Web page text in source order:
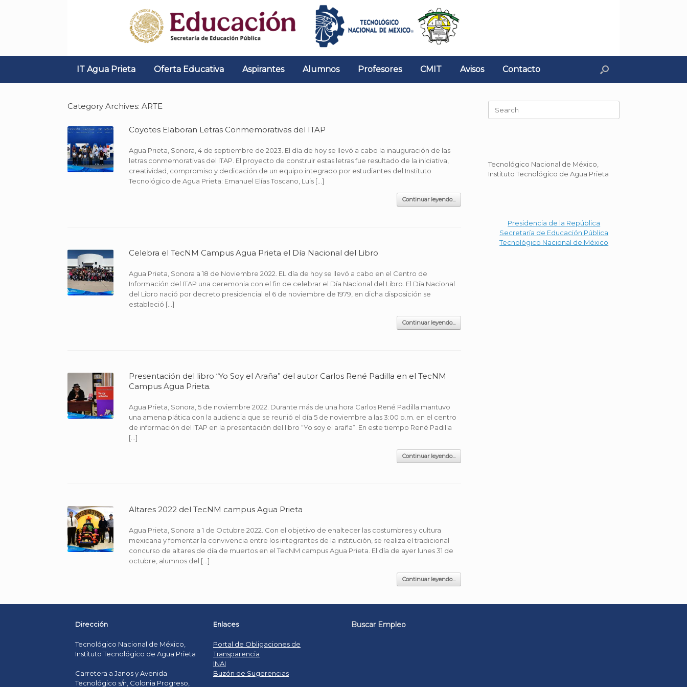
IT Agua Prieta Oferta Educativa Aspirantes Alumnos Profesores CMIT Avisos Contacto
Category Archives: ARTE
Coyotes Elaboran Letras Conmemorativas del ITAP
Agua Prieta, Sonora, 4 de septiembre de 2023. El día de hoy se llevó a cabo la inauguración de las
letras conmemorativas del ITAP. El proyecto de construir estas letras fue resultado de la iniciativa,
creatividad, compromiso y dedicación de un equipo integrado por estudiantes del Instituto
Tecnológico de Agua Prieta: Emanuel Elías Toscano, Luis […]
Continuar leyendo...
Celebra el TecNM Campus Agua Prieta el Día Nacional del Libro
Agua Prieta, Sonora a 18 de Noviembre 2022. EL día de hoy se llevó a cabo en el Centro de
Información del ITAP una ceremonia con el fin de celebrar el Día Nacional del Libro. El Día Nacional
del Libro nació por decreto presidencial el 6 de noviembre de 1979, en dicha disposición se
estableció […]
Continuar leyendo...
Presentación del libro “Yo Soy el Araña” del autor Carlos René Padilla en el TecNM
Campus Agua Prieta.
Agua Prieta, Sonora, 5 de noviembre 2022. Durante más de una hora Carlos René Padilla mantuvo
una amena plática con la audiencia que se reunió el día 5 de noviembre a las 3:00 p.m. en el centro
de información del ITAP en la presentación del libro “Yo soy el araña”. En este tiempo René Padilla
[…]
Continuar leyendo...
Altares 2022 del TecNM campus Agua Prieta
Agua Prieta, Sonora a 1 de Octubre 2022. Con el objetivo de enaltecer las costumbres y cultura
mexicana y fomentar la convivencia entre los integrantes de la institución, se realiza el tradicional
concurso de altares de día de muertos en el TecNM campus Agua Prieta. El día de ayer lunes 31 de
octubre, alumnos del […]
Continuar leyendo...
for:
Tecnológico Nacional de México,
Instituto Tecnológico de Agua Prieta
Presidencia de la República
Secretaría de Educación Pública
Tecnológico Nacional de México
Dirección
Tecnológico Nacional de México,
Instituto Tecnológico de Agua Prieta
Carretera a Janos y Avenida
Tecnológico s/n, Colonia Progreso,
Enlaces
Portal de Obligaciones de
Transparencia
INAI
Buzón de Sugerencias
Buscar Empleo